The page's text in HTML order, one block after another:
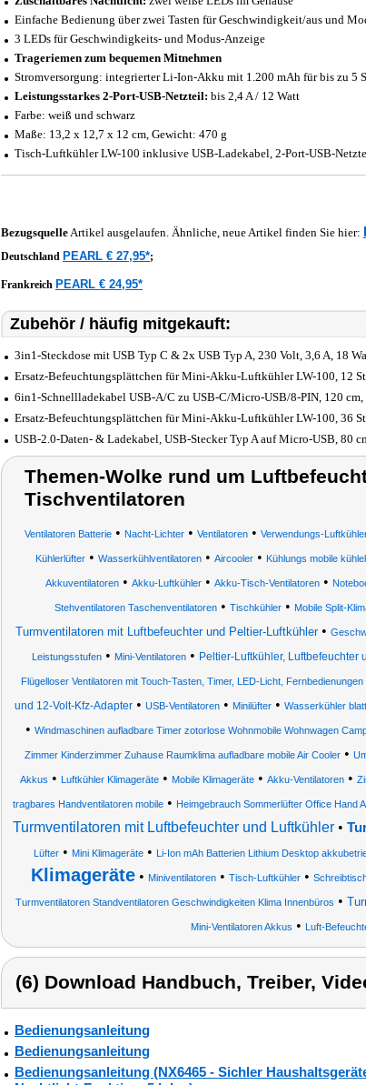
Einfache Bedienung über zwei Tasten für Geschwindigkeit/aus und
3 LEDs für Geschwindigkeits- und Modus-Anzeige
Trageriemen zum bequemen Mitnehmen
Stromversorgung: integrierter Li-Ion-Akku mit 1.200 mAh für bis zu 5
Leistungsstarkes 2-Port-USB-Netzteil: bis 2,4 A / 12 Watt
Farbe: weiß und schwarz
Maße: 13,2 x 12,7 x 12 cm, Gewicht: 470 g
Tisch-Luftkühler LW-100 inklusive USB-Ladekabel, 2-Port-USB-
BezugsquelleArtikel ausgelaufen. Ähnliche, neue Artikel finden Sie hier:
Deutschland PEARL € 27,95*;
Frankreich PEARL € 24,95*
Zubehör / häufig mitgekauft:
3in1-Steckdose mit USB Typ C & 2x USB Typ A, 230 Volt, 3,6 A, 18
Ersatz-Befeuchtungsplättchen für Mini-Akku-Luftkühler LW-100, 12
6in1-Schnellladekabel USB-A/C zu USB-C/Micro-USB/8-PIN, 120 cm,
Ersatz-Befeuchtungsplättchen für Mini-Akku-Luftkühler LW-100, 36
USB-2.0-Daten- & Ladekabel, USB-Stecker Typ A auf Micro-USB, 80
Themen-Wolke rund um
Tischventilatoren
Ventilatoren Batterie• Nacht-Lichter• Ventilatoren• Verwendungs-
Kühlerlüfter• Wasserkühlventilatoren• Aircooler• Kühlungs mobile
Akkuventilatoren • Akku-Luftkühler • Akku-Tisch-Ventilatoren •
Stehventilatoren Taschenventilatoren • Tischkühler • Mobile Split-
Turmventilatoren mit Luftbefeuchter und Peltier-Luftkühler•
Leistungsstufen • Mini-Ventilatoren • Peltier-Luftkühler, Luftbefeuchter
Flügelloser Ventilatoren mit Touch-Tasten, Timer, LED-Licht, Fernbedienungen
und 12-Volt-Kfz-Adapter • USB-Ventilatoren • Minilüfter • Wasserkühler
• Windmaschinen aufladbare Timer zotorlose Wohnmobile Wohnwagen
Zimmer Kinderzimmer Zuhause Raumklima aufladbare mobile Air Cooler•
Akkus • Luftkühler Klimageräte• Mobile Klimageräte• Akku-Ventilatoren•
tragbares Handventilatoren mobile• Heimgebrauch Sommerlüfter Office Hand
Turmventilatoren mit Luftbefeuchter und Luftkühler•
Lüfter• Mini Klimageräte• Li-Ion mAh Batterien Lithium Desktop
Klimageräte• Miniventilatoren• Tisch-Luftkühler•
Turmventilatoren Standventilatoren Geschwindigkeiten Klima Innenbüros •
Mini-Ventilatoren Akkus • Luft-
(6) Download Handbuch, Treiber,
Bedienungsanleitung
Bedienungsanleitung
Bedienungsanleitung (NX6465 - Sichler